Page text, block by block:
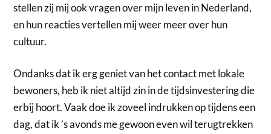
stellen zij mij ook vragen over mijn leven in Nederland,
en hun reacties vertellen mij weer meer over hun
cultuur.
Ondanks dat ik erg geniet van het contact met lokale
bewoners, heb ik niet altijd zin in de tijdsinvestering die
erbij hoort. Vaak doe ik zoveel indrukken op tijdens een
dag, dat ik ’s avonds me gewoon even wil terugtrekken